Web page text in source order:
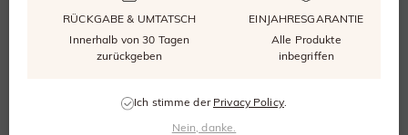
Ab
682,00 €
RÜCKGABE & UMTATSCH
Innerhalb von 30 Tagen
zurückgeben
EINJAHRESGARANTIE
Alle Produkte
inbegriffen
Ich stimme der Privacy Policy.
Nein, danke.